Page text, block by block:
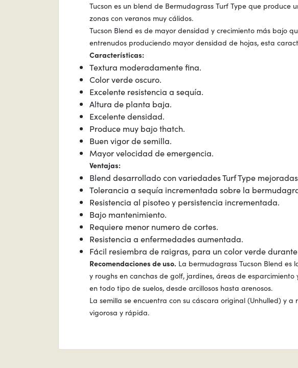
Tucson es un blend de Bermudagrass Turf Type que
zonas con veranos muy cálidos.
Tucson Blend es de mayor densidad y crecimiento más bajo
entrenudos produciendo mayor densidad de hojas, esta
Características:
Textura moderadamente fina.
Color verde oscuro.
Excelente resistencia a sequía.
Altura de planta baja.
Excelente densidad.
Produce muy bajo thatch.
Buen vigor de semilla.
Mayor velocidad de emergencia.
Ventajas:
Blend desarrollado con variedades Turf Type
Tolerancia a sequía incrementada sobre la
Resistencia al pisoteo y persistencia incrementada.
Bajo mantenimiento.
Requiere menor numero de cortes.
Resistencia a enfermedades aumentada.
Fácil resiembra de raigras, para un color verde
Recomendaciones de uso. La bermudagrass Tucson Blend
y roughs en canchas de golf, jardines, áreas de
en todo tipo de suelos, desde arcillosos hasta arenosos.
La semilla se encuentra con su cáscara original (Unhulled) y
vigorosa y rápida.